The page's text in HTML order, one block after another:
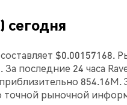
сегодня
составляет
За последние 24 часа
точной рыночной